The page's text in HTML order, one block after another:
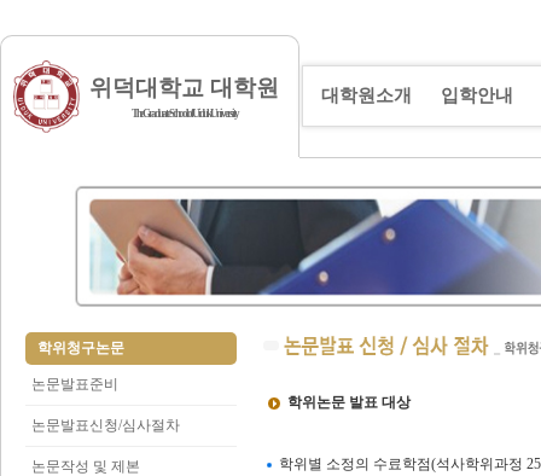
위덕대학교 대학원
The Graduate School of Uiduk University
대학원소개 입학안내
학위청구논문
논문발표준비
논문발표신청/심사절차
논문작성 및 제본
학위논문 발표 대상
학위별 소정의 수료학점(석사학위과정